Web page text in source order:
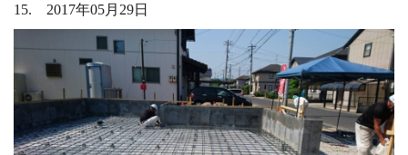
15. 2017年05月29日